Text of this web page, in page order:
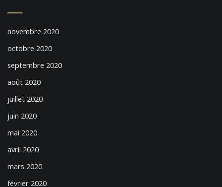
novembre 2020
octobre 2020
septembre 2020
août 2020
juillet 2020
juin 2020
mai 2020
avril 2020
mars 2020
février 2020